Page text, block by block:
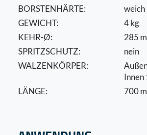
BORSTENHÄRTE:
weich
GEWICHT:
4 kg
KEHR-Ø:
285
SPRITZSCHUTZ:
nein
WALZENKÖRPER:
Innen
LÄNGE:
700